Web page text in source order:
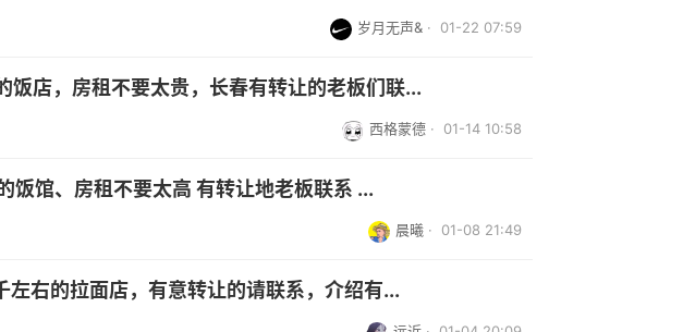
岁月无声& · 01-22 07:59
店，房租不要太贵，长春有转让的老板们联...
西格蒙德 · 01-14 10:58
饭馆、房租不要太高 有转让地老板联系 ...
晨曦 · 01-08 21:49
右的拉面店，有意转让的请联系，介绍有...